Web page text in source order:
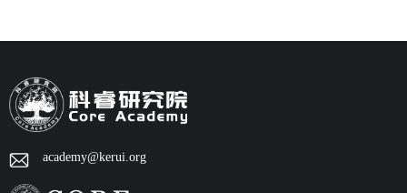
S. J. Ritchie et al., Brain volumetric changes and
Hum. Brain Mapp. 36, 4910–4925 (2015),
https://doi.org/10.1002/hbm.22959.
academy@kerui.org